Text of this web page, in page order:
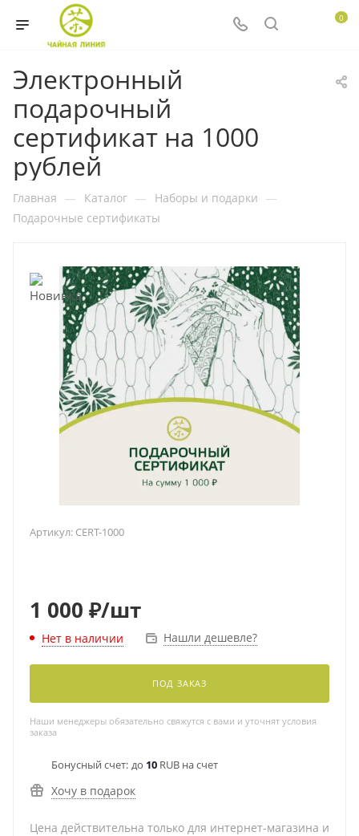
0
Электронный
подарочный
сертификат на 1000
рублей
Главная — Каталог — Наборы и подарки —
Подарочные сертификаты
Артикул: CERT-1000
1 000 ₽/шт
Нет в наличии Нашли дешевле?
ПОД ЗАКАЗ
Наши менеджеры обязательно свяжутся с вами и уточнят условия
заказа
Бонусный счет: до 10 RUB на счет
Хочу в подарок
Цена действительна только для интернет-магазина и